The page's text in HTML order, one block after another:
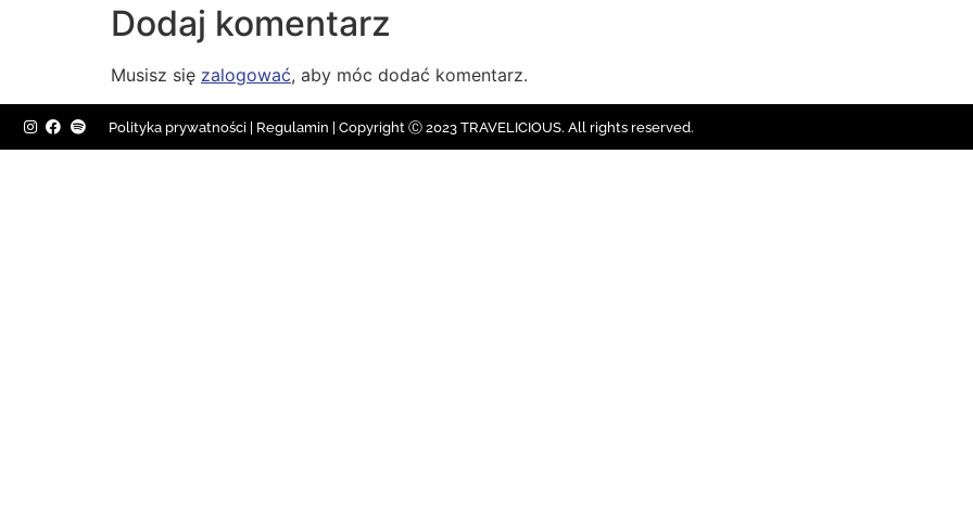
Dodaj komentarz
Musisz się zalogować, aby móc dodać komentarz.
Polityka prywatności Regulamin | Copyright Ⓒ 2023 TRAVELICIOUS. All rights reserved.